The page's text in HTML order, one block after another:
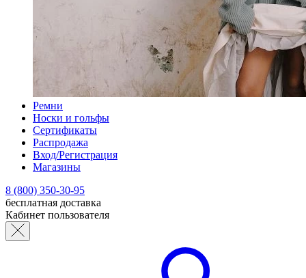
Ремни
Носки и гольфы
Сертификаты
Распродажа
Вход/Регистрация
Магазины
8 (800) 350-30-95
бесплатная доставка
Кабинет пользователя